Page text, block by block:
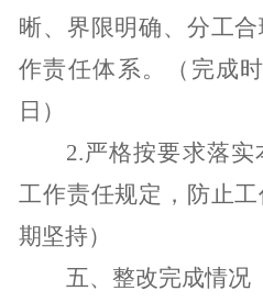
晰、界限明确、分工
作责任体系。
（完成
日）
2.严格按要求落
工作责任规定，防止
期坚持）
五、整改完成情况